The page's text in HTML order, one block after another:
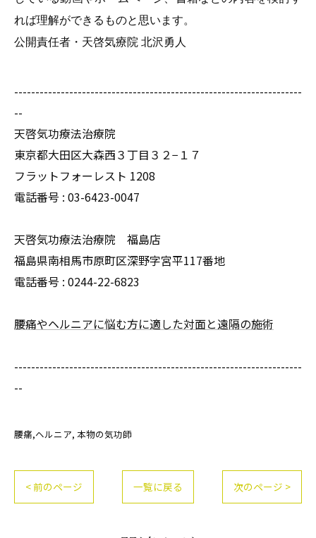
れば理解ができるものと思います。
公開責任者・天啓気療院北沢勇人
--------------------------------------------------------------------
--
天啓気功療法治療院
東京都大田区大森西３丁目３２−１７
フラットフォーレスト 1208
電話番号 : 03-6423-0047
天啓気功療法治療院 福島店
福島県南相馬市原町区深野字宮平117番地
電話番号 : 0244-22-6823
腰痛やヘルニアに悩む方に適した対面と遠隔の施術
--------------------------------------------------------------------
--
腰痛,ヘルニア 本物の気功師
< 前のページ 一覧に戻る 次のページ >